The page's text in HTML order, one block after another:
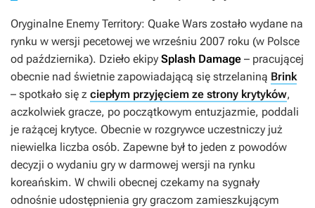
Oryginalne Enemy Territory: Quake Wars zostało wydane na
rynku w wersji pecetowej we wrześniu 2007 roku (w Polsce
od października). Dzieło ekipy Splash Damage – pracującej
obecnie nad świetnie zapowiadającą się strzelaniną Brink
– spotkało się z ciepłym przyjęciem ze strony krytyków,
aczkolwiek gracze, po początkowym entuzjazmie, poddali
je rażącej krytyce. Obecnie w rozgrywce uczestniczy już
niewielka liczba osób. Zapewne był to jeden z powodów
decyzji o wydaniu gry w darmowej wersji na rynku
koreańskim. W chwili obecnej czekamy na sygnały
odnośnie udostępnienia gry graczom zamieszkującym